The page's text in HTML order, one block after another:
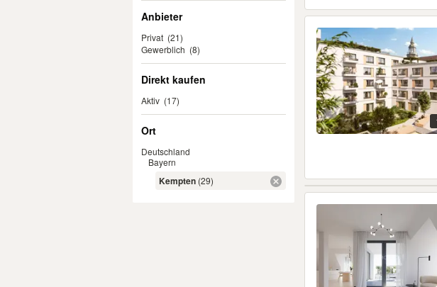
Anbieter
Privat (21)
Gewerblich (8)
Direkt kaufen
Aktiv (17)
Ort
Deutschland
Bayern
Kempten (29)